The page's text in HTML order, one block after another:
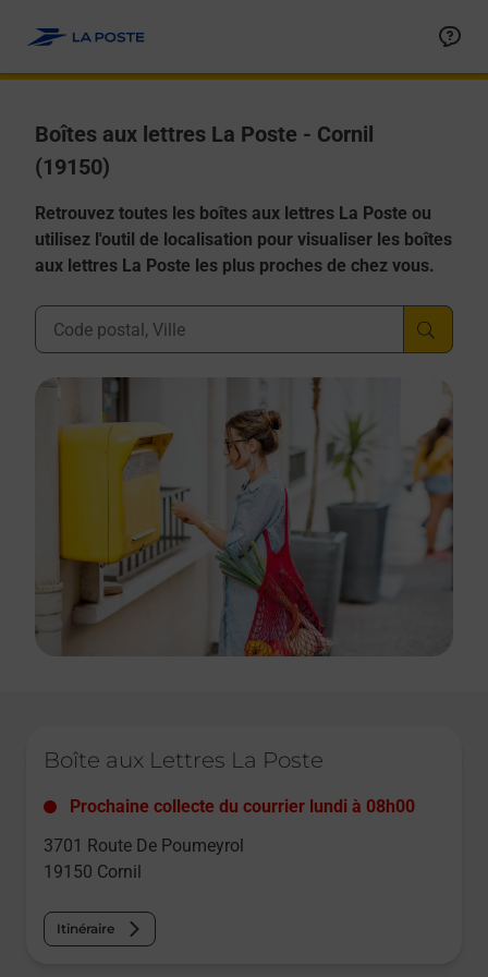
Boîtes aux lettres La Poste - Cornil
(19150)
Retrouvez toutes les boîtes aux lettres La Poste ou
utilisez l'outil de localisation pour visualiser les boîtes
aux lettres La Poste les plus proches de chez vous.
Ville, Département, Code Postal
Boîte aux Lettres La Poste
Prochaine collecte du courrier lundi à 08h00
3701 Route De Poumeyrol
19150 Cornil
Itinéraire